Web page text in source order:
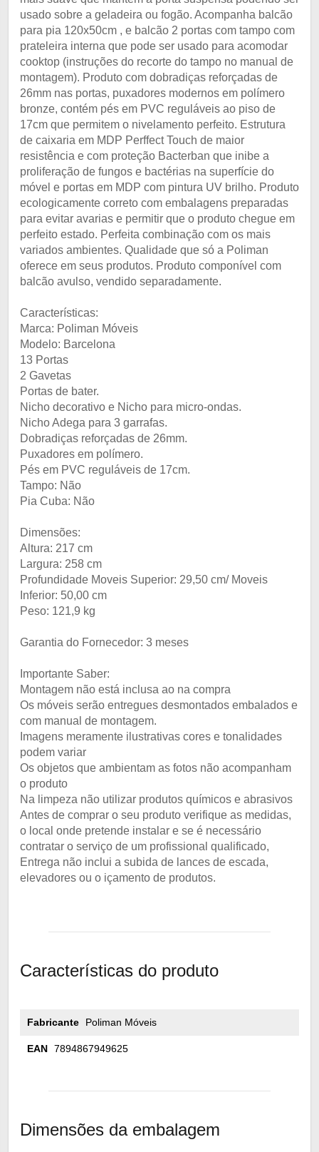
usado sobre a geladeira ou fogão. Acompanha balcão
para pia 120x50cm , e balcão 2 portas com tampo com
prateleira interna que pode ser usado para acomodar
cooktop (instruções do recorte do tampo no manual de
montagem). Produto com dobradiças reforçadas de
26mm nas portas, puxadores modernos em polímero
bronze, contém pés em PVC reguláveis ao piso de
17cm que permitem o nivelamento perfeito. Estrutura
de caixaria em MDP Perffect Touch de maior
resistência e com proteção Bacterban que inibe a
proliferação de fungos e bactérias na superfície do
móvel e portas em MDP com pintura UV brilho. Produto
ecologicamente correto com embalagens preparadas
para evitar avarias e permitir que o produto chegue em
perfeito estado. Perfeita combinação com os mais
variados ambientes. Qualidade que só a Poliman
oferece em seus produtos. Produto componível com
balcão avulso, vendido separadamente.
Características:
Marca: Poliman Móveis
Modelo: Barcelona
13 Portas
2 Gavetas
Portas de bater.
Nicho decorativo e Nicho para micro-ondas.
Nicho Adega para 3 garrafas.
Dobradiças reforçadas de 26mm.
Puxadores em polímero.
Pés em PVC reguláveis de 17cm.
Tampo: Não
Pia Cuba: Não
Dimensões:
Altura: 217 cm
Largura: 258 cm
Profundidade Moveis Superior: 29,50 cm/ Moveis
Inferior: 50,00 cm
Peso: 121,9 kg
Garantia do Fornecedor: 3 meses
Importante Saber:
Montagem não está inclusa ao na compra
Os móveis serão entregues desmontados embalados e
com manual de montagem.
Imagens meramente ilustrativas cores e tonalidades
podem variar
Os objetos que ambientam as fotos não acompanham
o produto
Na limpeza não utilizar produtos químicos e abrasivos
Antes de comprar o seu produto verifique as medidas,
o local onde pretende instalar e se é necessário
contratar o serviço de um profissional qualificado,
Entrega não inclui a subida de lances de escada,
elevadores ou o içamento de produtos.
Características do produto
Fabricante Poliman Móveis
EAN 7894867949625
Dimensões da embalagem